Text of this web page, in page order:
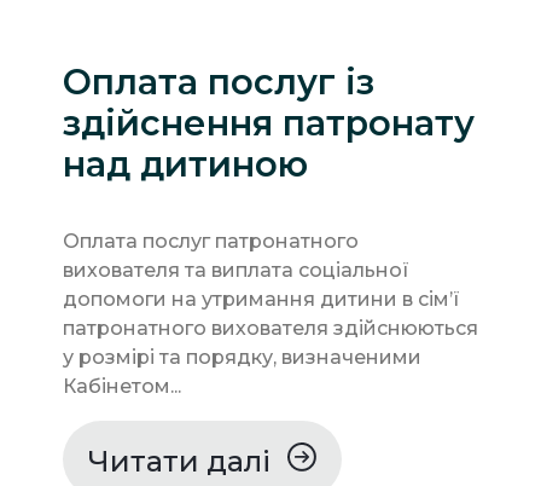
Оплата послуг із
здійснення патронату
над дитиною
Оплата послуг патронатного
вихователя та виплата соціальної
допомоги на утримання дитини в сім’ї
патронатного вихователя здійснюються
у розмірі та порядку, визначеними
Кабінетом...
Читати далі